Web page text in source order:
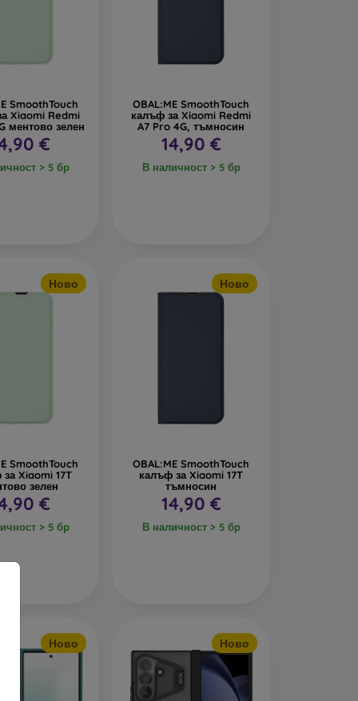
днес е много важна.
за телефони, изработени от различни
SmoothTouch
Xiaomi Redmi
ментово зелен
€
> 5 бр
OBAL:ME SmoothTouch
калъф за Xiaomi Redmi
A7 Pro 4G, тъмносин
14,90 €
В наличност > 5 бр
Ново
SmoothTouch
Xiaomi 17T
зелен
€
> 5 бр
Ново
OBAL:ME SmoothTouch
калъф за Xiaomi 17T
тъмносин
14,90 €
В наличност > 5 бр
Ново Ново